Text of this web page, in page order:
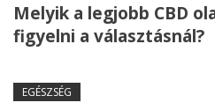
Melyik a legjobb CBD
figyelni a választásnál?
EGÉSZSÉG